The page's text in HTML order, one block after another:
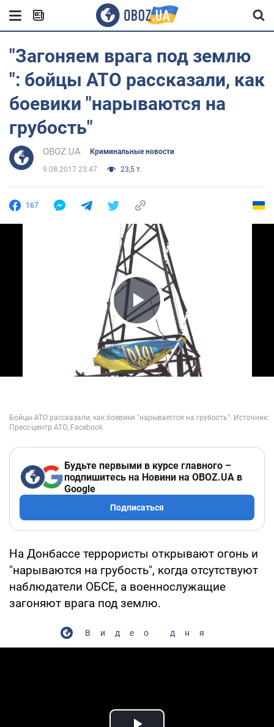
"Загоняем врага под землю
": бойцы АТО рассказали, как
боевики "нарываются на
грубость"
OBOZ.UA Криминальные новости
9.08.2017 23:47 23,5 т.
167
Play Video
Будьте первыми в курсе главного –
подпишитесь на Новини на OBOZ.UA в
Google
Подписаться
На Донбассе террористы открывают огонь и
"нарываются на грубость", когда отсутствуют
наблюдатели ОБСЕ, а военнослужащие
загоняют врага под землю.
Видео дня